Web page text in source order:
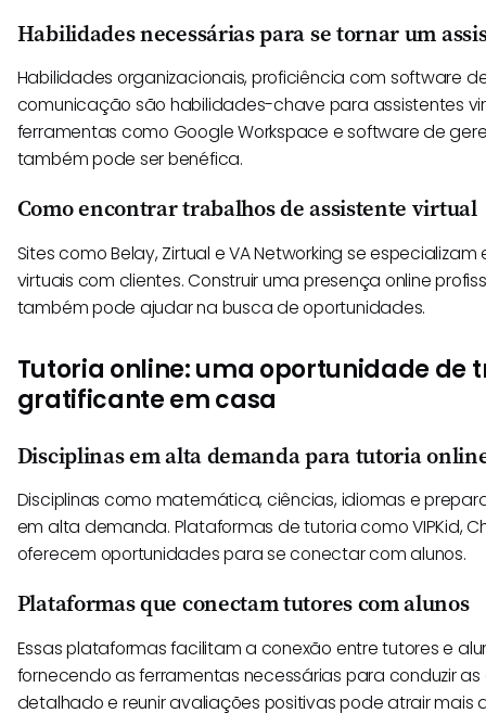
Habilidades necessárias para se tornar um
Habilidades organizacionais, proficiência com software
comunicação são habilidades-chave para assistentes
ferramentas como Google Workspace e software de
também pode ser benéfica.
Como encontrar trabalhos de assistente virtual
Sites como Belay, Zirtual e VA Networking se
virtuais com clientes. Construir uma presença online
também pode ajudar na busca de oportunidades.
Tutoria online: uma oportunidade de
gratificante em casa
Disciplinas em alta demanda para tutoria
Disciplinas como matemática, ciências, idiomas e
em alta demanda. Plataformas de tutoria como VIPKid,
oferecem oportunidades para se conectar com alunos.
Plataformas que conectam tutores com alunos
Essas plataformas facilitam a conexão entre tutores e
fornecendo as ferramentas necessárias para conduzir as
detalhado e reunir avaliações positivas pode atrair mais